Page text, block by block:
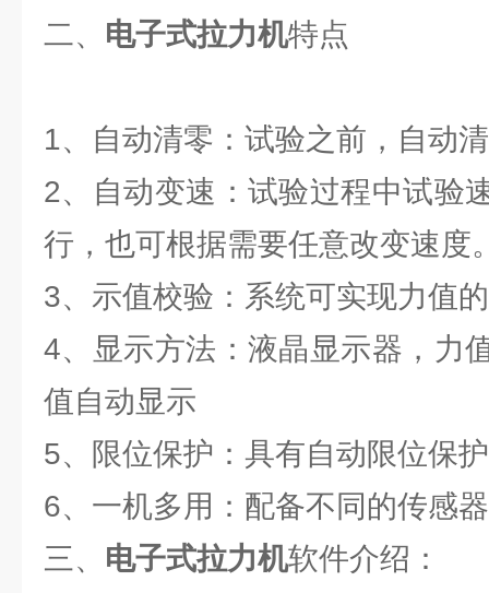
二、 电子式拉力机特点
1、自动清零：试验之前，自动
2、自动变速：试验过程中试验
行，也可根据需要任意改变速度
3、示值校验：系统可实现力值
4、显示方法：液晶显示器，力
值自动显示
5、限位保护：具有自动限位保
6、一机多用：配备不同的传感
三、 电子式拉力机软件介绍：